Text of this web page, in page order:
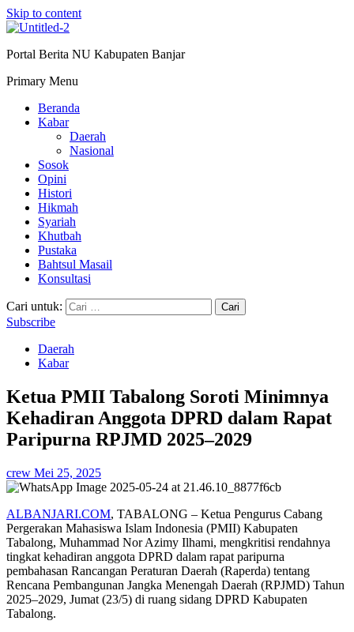
Skip to content
Portal Berita NU Kabupaten Banjar
Primary Menu
Beranda
Kabar
Daerah
Nasional
Sosok
Opini
Histori
Hikmah
Syariah
Khutbah
Pustaka
Bahtsul Masail
Konsultasi
Cari untuk:
Subscribe
Daerah
Kabar
Ketua PMII Tabalong Soroti Minimnya
Kehadiran Anggota DPRD dalam Rapat
Paripurna RPJMD 2025–2029
crew Mei 25, 2025
ALBANJARI.COM, TABALONG – Ketua Pengurus Cabang
Pergerakan Mahasiswa Islam Indonesia (PMII) Kabupaten
Tabalong, Muhammad Nor Azimy Ilhami, mengkritisi rendahnya
tingkat kehadiran anggota DPRD dalam rapat paripurna
pembahasan Rancangan Peraturan Daerah (Raperda) tentang
Rencana Pembangunan Jangka Menengah Daerah (RPJMD) Tahun
2025–2029, Jumat (23/5) di ruang sidang DPRD Kabupaten
Tabalong.